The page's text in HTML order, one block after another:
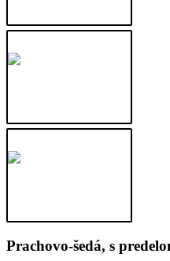
Prachovo-šedá, s